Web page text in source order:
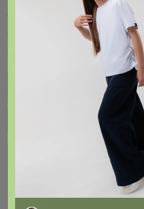
*** КОФЕ В ЗЕРНАХ ***
### Личная передача ###
Торговые марки
Чудское озеро™
Баринофф™